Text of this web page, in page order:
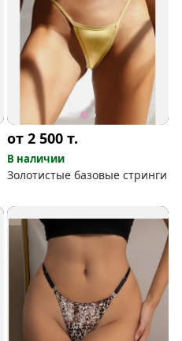
от 2 500т.
В наличии
Золотистые базовые стринги